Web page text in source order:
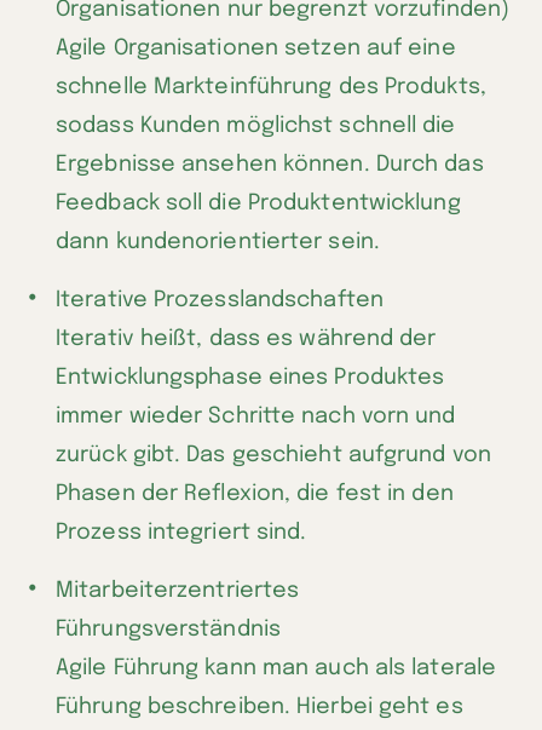
Organisationen nur begrenzt vorzufinden)
Agile Organisationen setzen auf eine
schnelle Markteinführung des Produkts,
sodass Kunden möglichst schnell die
Ergebnisse ansehen können. Durch das
Feedback soll die Produktentwicklung
dann kundenorientierter sein.
Iterative Prozesslandschaften
Iterativ heißt, dass es während der
Entwicklungsphase eines Produktes
immer wieder Schritte nach vorn und
zurück gibt. Das geschieht aufgrund von
Phasen der Reflexion, die fest in den
Prozess integriert sind.
Mitarbeiterzentriertes
Führungsverständnis
Agile Führung kann man auch als laterale
Führung beschreiben. Hierbei geht es